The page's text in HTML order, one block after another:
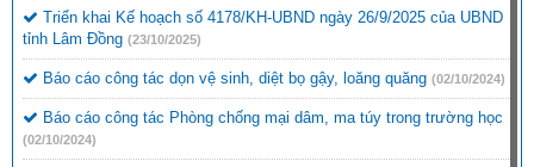
Triển khai Kế hoạch số 4178/KH-UBND ngày 26/9/2025 của UBND
tỉnh Lâm Đồng (23/10/2025)
Báo cáo công tác dọn vệ sinh, diệt bọ gậy, loăng quăng (02/10/2024)
Báo cáo công tác Phòng chống mại dâm, ma túy trong trường học
(02/10/2024)